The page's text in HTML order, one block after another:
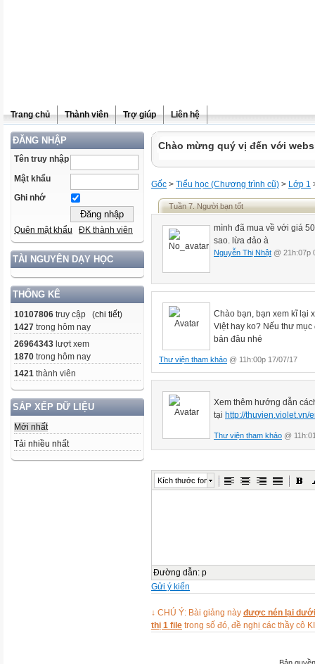
Trang chủ Thành viên Trợ giúp Liên hệ
ĐĂNG NHẬP
Tên truy nhập
Mật khẩu
Ghi nhớ
Quên mật khẩu ĐK thành viên
TÀI NGUYÊN DẠY HỌC
THỐNG KÊ
10107806 truy cập (chi tiết)
1427 trong hôm nay
26964343 lượt xem
1870 trong hôm nay
1421 thành viên
SẮP XẾP DỮ LIỆU
Mới nhất
Tải nhiều nhất
Chào mừng quý vị đến với
Gốc > Tiểu học (Chương trình cũ) > Lớp 1
Tuần 7. Người bạn tốt
mình đã mua về với giá
sao. lừa đảo à
Nguyễn Thị Nhật @ 21h:07p
Chào bạn, bạn xem kĩ lại
Việt hay ko? Nếu thư
bản đâu nhé
Thư viện tham khảo @ 11h:00p 17/07/17
Xem thêm hướng dẫn
tại http://thuvien.violet.vn/
Thư viện tham khảo @
Kích thước font
Đường dẫn: p
Gửi ý kiến
↓ CHÚ Ý: Bài giảng này được nén lại
thị 1 file trong số đó, đề nghị các thầy cô